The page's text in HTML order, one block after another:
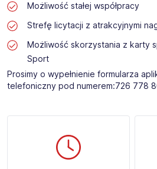
Możliwość stałej współpracy
Strefę licytacji z atrakcyjnymi
Możliwość skorzystania z karty
Sport
Prosimy o wypełnienie formularza
telefoniczny pod numerem:726 778